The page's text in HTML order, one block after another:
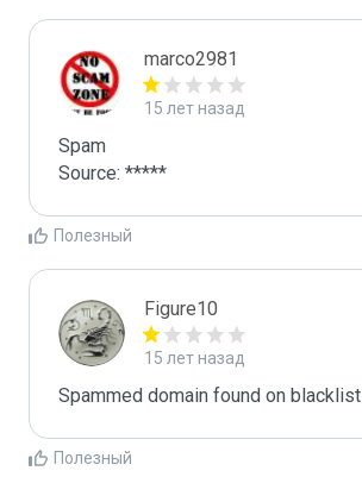
marco2981
15 лет назад
Spam
Source: *****
Полезный
Figure10
15 лет назад
Spammed domain found on blacklist
Полезный